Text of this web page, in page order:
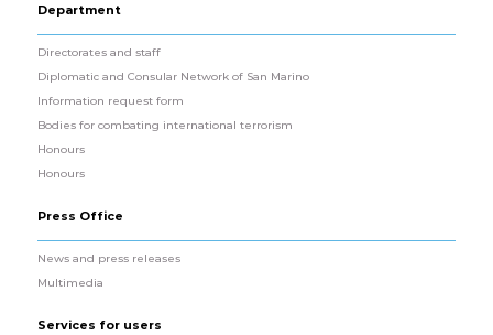
Department
Directorates and staff
Diplomatic and Consular Network of San Marino
Information request form
Bodies for combating international terrorism
Honours
Honours
Press Office
News and press releases
Multimedia
Services for users